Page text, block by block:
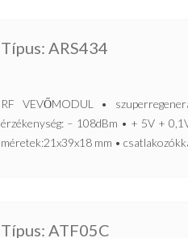
Típus: ARS434
RF VEVŐMODUL •
érzékenység: – 108dBm • + 5V +
méretek:21x39x18 mm •
Típus: ATF05C